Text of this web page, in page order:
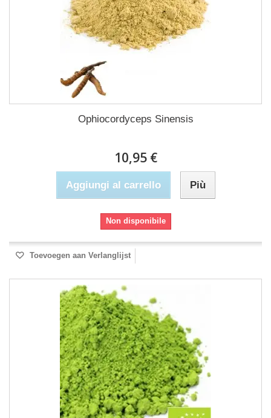
Ophiocordyceps Sinensis
10,95 €
Aggiungi al carrello Più
Non disponibile
Toevoegen aan Verlanglijst